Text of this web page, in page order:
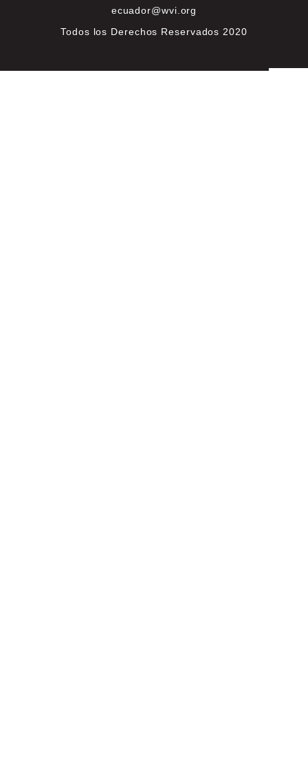
ecuador@wvi.org
Todos los Derechos Reservados 2020